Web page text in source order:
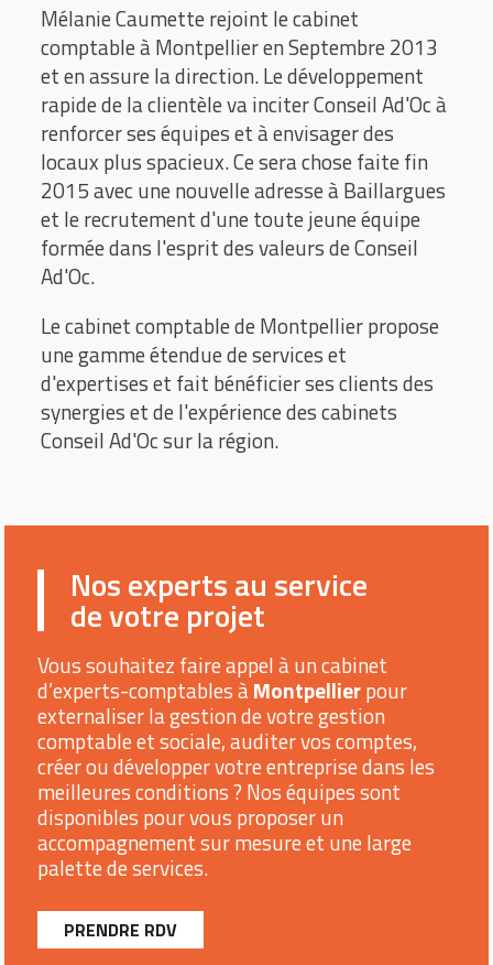
Mélanie Caumette rejoint le cabinet
comptable à Montpellier en Septembre 2013
et en assure la direction. Le développement
rapide de la clientèle va inciter Conseil Ad'Oc à
renforcer ses équipes et à envisager des
locaux plus spacieux. Ce sera chose faite fin
2015 avec une nouvelle adresse à Baillargues
et le recrutement d'une toute jeune équipe
formée dans l'esprit des valeurs de Conseil
Ad'Oc.
Le cabinet comptable de Montpellier propose
une gamme étendue de services et
d'expertises et fait bénéficier ses clients des
synergies et de l'expérience des cabinets
Conseil Ad'Oc sur la région.
Nos experts au service
de votre projet
Vous souhaitez faire appel à un cabinet
d’experts-comptables àMontpellierpour
externaliser la gestion de votre gestion
comptable et sociale, auditer vos comptes,
créer ou développer votre entreprise dans les
meilleures conditions ? Nos équipes sont
disponibles pour vous proposer un
accompagnement sur mesure et une large
palette de services.
PRENDRE RDV